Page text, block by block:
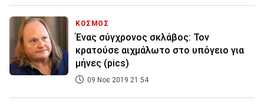
ΚΟΣΜΟΣ
Ένας σύγχρονος σκλάβος: Τον
κρατούσε αιχμάλωτο στο υπόγειο για
μήνες (pics)
09 Νοε 2019 21:54